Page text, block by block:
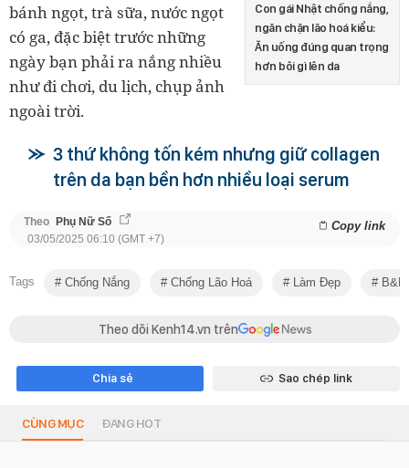
Con gái Nhật chống nắng,
ngăn chặn lão hoá kiểu:
Ăn uống đúng quan trọng
hơn bôi gì lên da
bánh ngọt, trà sữa, nước ngọt
có ga, đặc biệt trước những
ngày bạn phải ra nắng nhiều
như đi chơi, du lịch, chụp ảnh
ngoài trời.
3 thứ không tốn kém nhưng giữ collagen
trên da bạn bền hơn nhiều loại serum
Theo Phụ Nữ Số Copy link
03/05/2025 06:10 (GMT +7)
Tags Chống Nắng Chống Lão Hoá Làm Đẹp B&F
Theo dõi Kenh14.vn trên
Chia sẻ Sao chép link
CÙNG MỤC ĐANG HOT